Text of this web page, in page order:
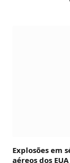
Explosões em
aéreos dos